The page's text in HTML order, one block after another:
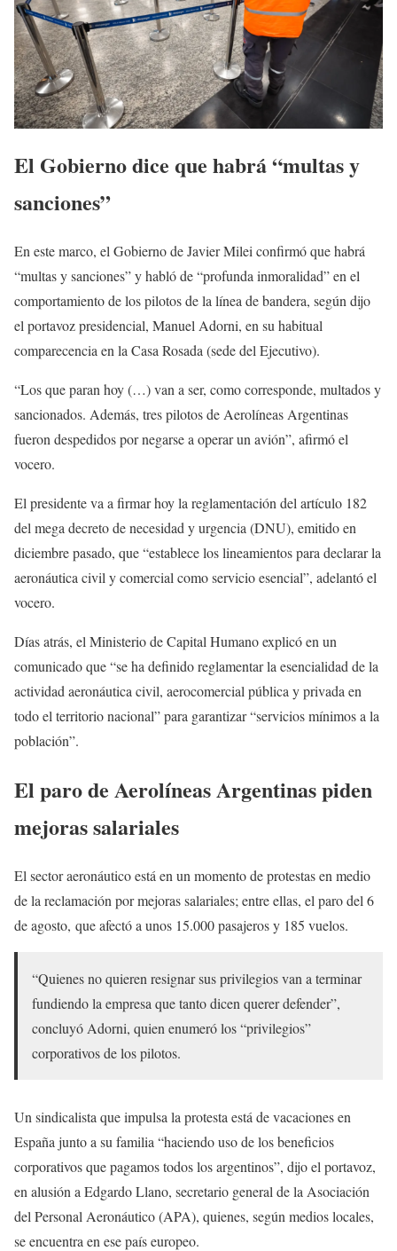
El Gobierno dice que habrá “multas y
sanciones”
En este marco, el Gobierno de Javier Milei confirmó que habrá
“multas y sanciones” y habló de “profunda inmoralidad” en el
comportamiento de los pilotos de la línea de bandera, según dijo
el portavoz presidencial, Manuel Adorni, en su habitual
comparecencia en la Casa Rosada (sede del Ejecutivo).
“Los que paran hoy (…) van a ser, como corresponde, multados y
sancionados. Además, tres pilotos de Aerolíneas Argentinas
fueron despedidos por negarse a operar un avión”, afirmó el
vocero.
El presidente va a firmar hoy la reglamentación del artículo 182
del mega decreto de necesidad y urgencia (DNU), emitido en
diciembre pasado, que “establece los lineamientos para declarar la
aeronáutica civil y comercial como servicio esencial”, adelantó el
vocero.
Días atrás, el Ministerio de Capital Humano explicó en un
comunicado que “se ha definido reglamentar la esencialidad de la
actividad aeronáutica civil, aerocomercial pública y privada en
todo el territorio nacional” para garantizar “servicios mínimos a la
población”.
El paro de Aerolíneas Argentinas piden
mejoras salariales
El sector aeronáutico está en un momento de protestas en medio
de la reclamación por mejoras salariales; entre ellas, el paro del 6
de agosto, que afectó a unos 15.000 pasajeros y 185 vuelos.
“Quienes no quieren resignar sus privilegios van a terminar
fundiendo la empresa que tanto dicen querer defender”,
concluyó Adorni, quien enumeró los “privilegios”
corporativos de los pilotos.
Un sindicalista que impulsa la protesta está de vacaciones en
España junto a su familia “haciendo uso de los beneficios
corporativos que pagamos todos los argentinos”, dijo el portavoz,
en alusión a Edgardo Llano, secretario general de la Asociación
del Personal Aeronáutico (APA), quienes, según medios locales,
se encuentra en ese país europeo.